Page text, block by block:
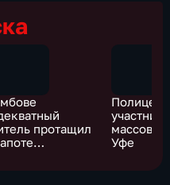
протащил
Уфе